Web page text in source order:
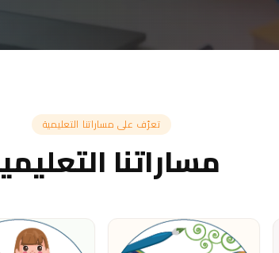
of 3-5, 50-minute live sessions, ages 4 and
Australia, France, Sweden, Netherlands,
تعرّف على مساراتنا التعليمية
مساراتنا